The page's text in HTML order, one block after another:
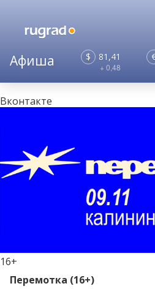
$ 81,41
+ 0,48
Перемотка (16+)
16+
Вконтакте